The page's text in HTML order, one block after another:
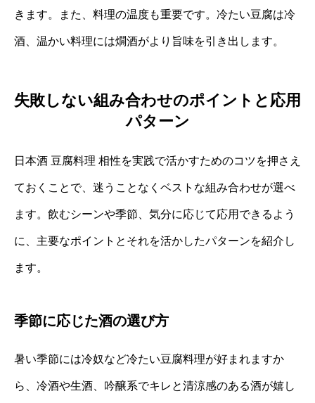
きます。また、料理の温度も重要です。冷たい豆腐は冷
酒、温かい料理には燗酒がより旨味を引き出します。
失敗しない組み合わせのポイントと応用
パターン
日本酒 豆腐料理 相性を実践で活かすためのコツを押さえ
ておくことで、迷うことなくベストな組み合わせが選べ
ます。飲むシーンや季節、気分に応じて応用できるよう
に、主要なポイントとそれを活かしたパターンを紹介し
ます。
季節に応じた酒の選び方
暑い季節には冷奴など冷たい豆腐料理が好まれますか
ら、冷酒や生酒、吟醸系でキレと清涼感のある酒が嬉し